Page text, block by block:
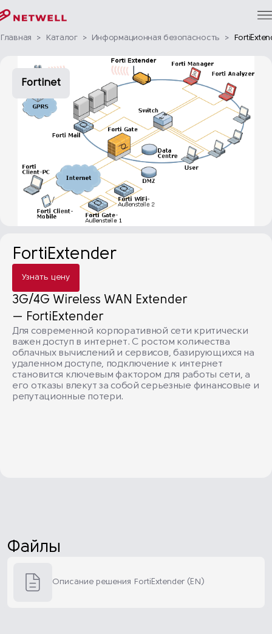
Главная > Каталог > Информационная безопасность >
Fortinet
FortiExtender
Узнать цену
3G/4G Wireless WAN Extender
— FortiExtender
Для современной корпоративной сети критически
важен доступ в интернет. С ростом количества
облачных вычислений и сервисов, базирующихся на
удаленном доступе, подключение к интернет
становится ключевым фактором для работы сети, а
его отказы влекут за собой серьезные финансовые и
репутационные потери.
Файлы
Описание решения FortiExtender (EN)